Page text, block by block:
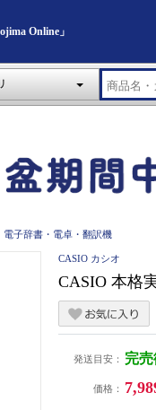
Online」
電子辞書・電卓・翻訳機
CASIO カシオ
CASIO 本格
発送目安： 完
価格：